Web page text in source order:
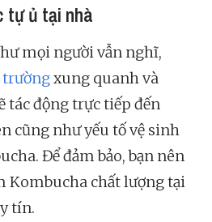
tự ủ tại nhà
mọi người vẫn nghĩ,
xung quanh và
tác động trực tiếp đến
cũng như yếu tố vệ sinh
Để đảm bảo, bạn nên
Kombucha chất lượng tại
tín.